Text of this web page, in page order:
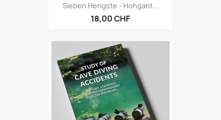
Sieben Hengste - Hohgant...
18,00 CHF